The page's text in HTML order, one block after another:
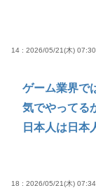
14 : 2026/05/21(木)
ゲーム業界で
気でやってる
日本人は日本
18 : 2026/05/21(木)